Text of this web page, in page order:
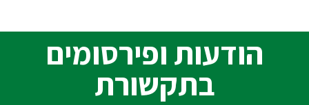
הודעות ופירסומים
בתקשורת